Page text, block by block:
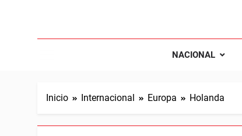
NACIONAL
Inicio Internacional Europa Holanda